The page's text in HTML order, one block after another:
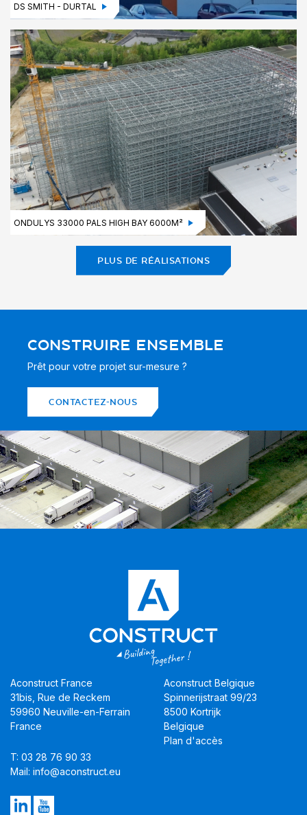
DS SMITH - DURTAL
ONDULYS 33000 PALS HIGH BAY 6000M²
PLUS DE RÉALISATIONS
CONSTRUIRE ENSEMBLE
Prêt pour votre projet sur-mesure ?
CONTACTEZ-NOUS
Aconstruct France
31bis, Rue de Reckem
59960 Neuville-en-Ferrain
France
T: 03 28 76 90 33
Mail: info@aconstruct.eu
Aconstruct Belgique
Spinnerijstraat 99/23
8500 Kortrijk
Belgique
Plan d'accès